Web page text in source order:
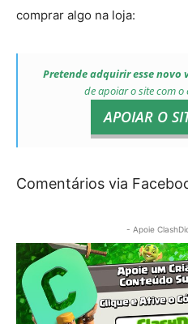
comprar algo na loja:
Pretende adquirir esse novo
de apoiar o site com o
APOIAR O
Comentários via
- Apoie